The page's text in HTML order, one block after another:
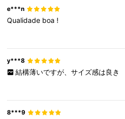
e***n
Qualidade boa !
y***8
結構薄いですが、サイズ感は良き
8***9